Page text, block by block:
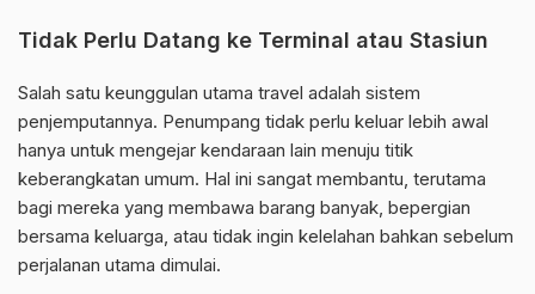
Tidak Perlu Datang ke Terminal atau Stasiun
Salah satu keunggulan utama travel adalah sistem
penjemputannya. Penumpang tidak perlu keluar lebih awal
hanya untuk mengejar kendaraan lain menuju titik
keberangkatan umum. Hal ini sangat membantu, terutama
bagi mereka yang membawa barang banyak, bepergian
bersama keluarga, atau tidak ingin kelelahan bahkan sebelum
perjalanan utama dimulai.